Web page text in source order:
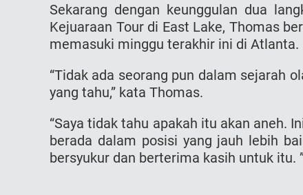
Sekarang dengan keunggulan dua
Kejuaraan Tour di East Lake, Thomas
memasuki minggu terakhir ini di Atlanta.
“Tidak ada seorang pun dalam sejarah
yang tahu,” kata Thomas.
“Saya tidak tahu apakah itu akan aneh.
berada dalam posisi yang jauh lebih
bersyukur dan berterima kasih untuk itu.